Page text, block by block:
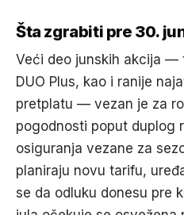
Šta zgrabiti pre 30.
Veći deo junskih akcija —
DUO Plus, kao i ranije
pretplatu — vezan je za
pogodnosti poput duplog
osiguranja vezane za
planiraju novu tarifu,
se da odluku donesu pre